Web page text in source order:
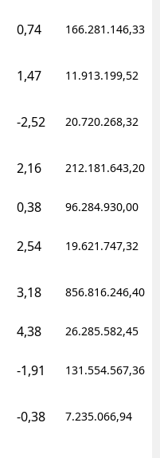
0,74 166.281.146,33
1,47 11.913.199,52
-2,52 20.720.268,32
2,16 212.181.643,20
0,38 96.284.930,00
2,54 19.621.747,32
3,18 856.816.246,40
4,38 26.285.582,45
-1,91 131.554.567,36
-0,38 7.235.066,94